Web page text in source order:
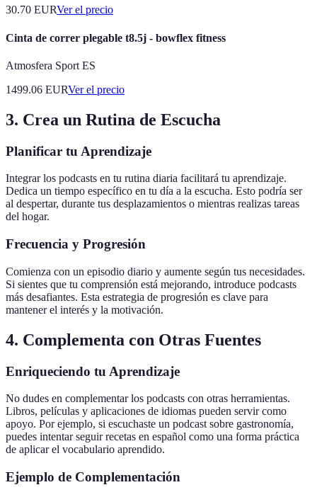
30.70 EURVer el precio
Cinta de correr plegable t8.5j - bowflex fitness
Atmosfera Sport ES
1499.06 EURVer el precio
3. Crea un Rutina de Escucha
Planificar tu Aprendizaje
Integrar los podcasts en tu rutina diaria facilitará tu aprendizaje.
Dedica un tiempo específico en tu día a la escucha. Esto podría ser
al despertar, durante tus desplazamientos o mientras realizas tareas
del hogar.
Frecuencia y Progresión
Comienza con un episodio diario y aumente según tus necesidades.
Si sientes que tu comprensión está mejorando, introduce podcasts
más desafiantes. Esta estrategia de progresión es clave para
mantener el interés y la motivación.
4. Complementa con Otras Fuentes
Enriqueciendo tu Aprendizaje
No dudes en complementar los podcasts con otras herramientas.
Libros, películas y aplicaciones de idiomas pueden servir como
apoyo. Por ejemplo, si escuchaste un podcast sobre gastronomía,
puedes intentar seguir recetas en español como una forma práctica
de aplicar el vocabulario aprendido.
Ejemplo de Complementación